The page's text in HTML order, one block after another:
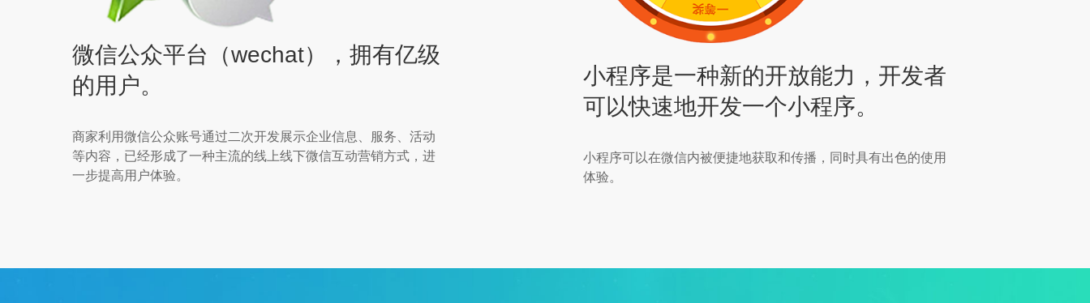
微信公众平台（wechat），拥有亿级
的用户。
商家利用微信公众账号通过二次开发展示企业信息、服务、活动
等内容，已经形成了一种主流的线上线下微信互动营销方式，进
一步提高用户体验。
小程序是一种新的开放能力，开发者
可以快速地开发一个小程序。
小程序可以在微信内被便捷地获取和传播，同时具有出色的使用
体验。